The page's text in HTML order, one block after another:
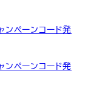
ンペーンコード発
ンペーンコード発